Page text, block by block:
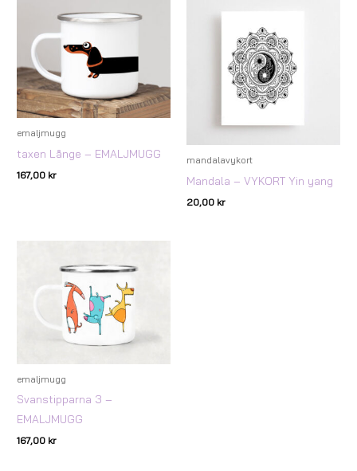
emaljmugg
taxen Långe – EMALJMUGG
167,00 kr
mandalavykort
Mandala – VYKORT Yin yang
20,00 kr
emaljmugg
Svanstipparna 3 –
EMALJMUGG
167,00 kr